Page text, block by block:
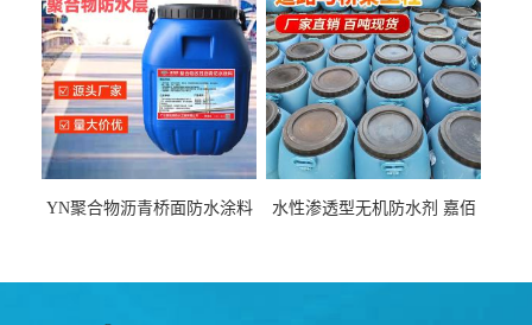
YN聚合物沥青桥面防水涂料
水性渗透型无机防水剂 嘉佰